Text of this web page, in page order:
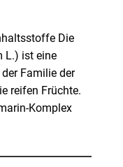
Die
L.) ist eine
Familie der
reifen Früchte.
Komplex